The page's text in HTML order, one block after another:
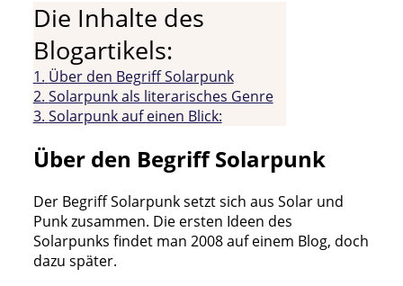
Die Inhalte des
Blogartikels:
1. Über den Begriff Solarpunk
2. Solarpunk als literarisches Genre
3. Solarpunk auf einen Blick:
Über den Begriff Solarpunk
Der Begriff Solarpunk setzt sich aus Solar und
Punk zusammen. Die ersten Ideen des
Solarpunks findet man 2008 auf einem Blog, doch
dazu später.